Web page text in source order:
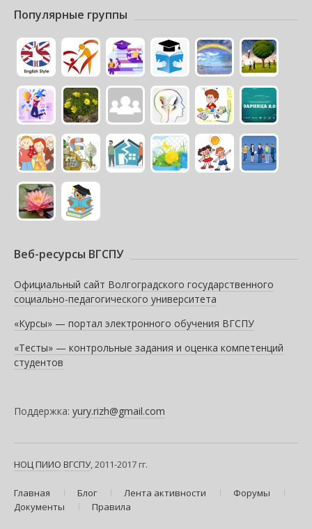
Популярные группы
Веб-ресурсы ВГСПУ
Официальный сайт Волгоградского государственного
социально-педагогического университета
«Курсы» — портал электронного обучения ВГСПУ
«Тесты» — контрольные задания и оценка компетенций
студентов
Поддержка: yury.rizh@gmail.com
НОЦ ПИИО ВГСПУ, 2011-2017 гг.
Главная Блог Лента активности
Форумы
Документы
Правила